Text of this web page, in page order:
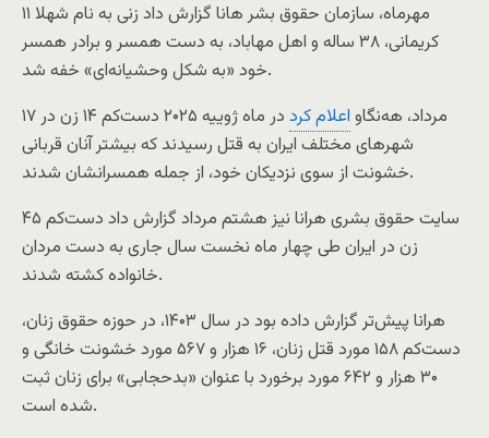
۱۱ مهرماه، سازمان حقوق بشر هانا گزارش داد زنی به نام شهلا
کریمانی، ۳۸ ساله و اهل مهاباد، به دست همسر و برادر همسر
خود «به شکل وحشیانه‌ای» خفه شد.
۱۷ مرداد، هه‌نگاو اعلام کرد
در ماه ژوییه ۲۰۲۵ دست‌کم ۱۴ زن در
شهرهای مختلف ایران به قتل رسیدند که بیشتر آنان قربانی
خشونت از سوی نزدیکان خود، از جمله همسرانشان شدند.
سایت حقوق بشری هرانا نیز هشتم مرداد گزارش داد دست‌کم ۴۵
زن در ایران طی چهار ماه نخست سال جاری به دست مردان
خانواده کشته شدند.
هرانا پیش‌تر گزارش داده بود در سال ۱۴۰۳، در حوزه حقوق زنان،
دست‌کم ۱۵۸ مورد قتل زنان، ۱۶ هزار و ۵۶۷ مورد خشونت خانگی و
۳۰ هزار و ۶۴۲ مورد برخورد با عنوان «بدحجابی» برای زنان ثبت
شده است.